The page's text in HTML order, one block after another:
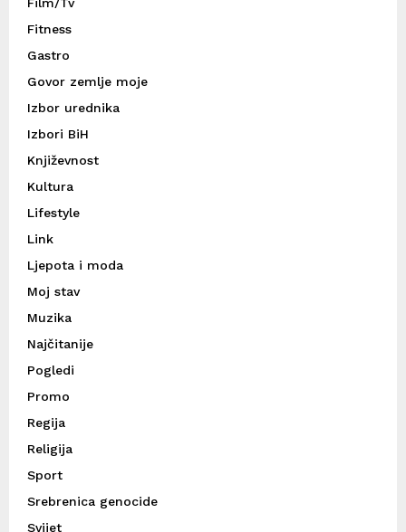
Film/Tv
Fitness
Gastro
Govor zemlje moje
Izbor urednika
Izbori BiH
Književnost
Kultura
Lifestyle
Link
Ljepota i moda
Moj stav
Muzika
Najčitanije
Pogledi
Promo
Regija
Religija
Sport
Srebrenica genocide
Svijet